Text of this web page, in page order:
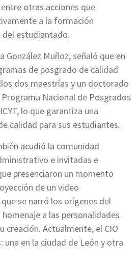
otras acciones que
a la formación
del estudiantado.
González Muñoz, señaló que en
de posgrado de calidad
dos maestrías y un doctorado
Nacional de Posgrados
lo que garantiza una
calidad para sus estudiantes.
acudió la comunidad
e invitadas e
presenciaron un momento
de un video
se narró los orígenes del
a las personalidades
creación. Actualmente, el CIO
una en la ciudad de León y otra